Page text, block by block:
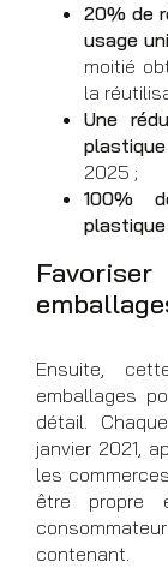
20% de
usage
moitié
la
Une
2025 ;
100%
plastique
Ensuite,
emballages
détail.
janvier 2021,
les
être propre
contenant.